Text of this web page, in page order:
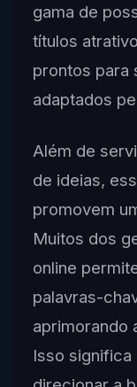
gama de
títulos
prontos para
adaptados
Além de
de ideias,
promovem
Muitos dos
online
palavras-
aprimorando
Isso